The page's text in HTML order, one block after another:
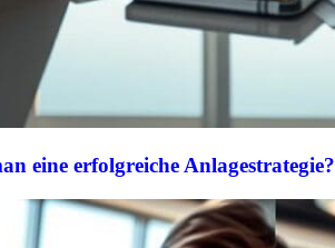
eine erfolgreiche Anlagestrategie?